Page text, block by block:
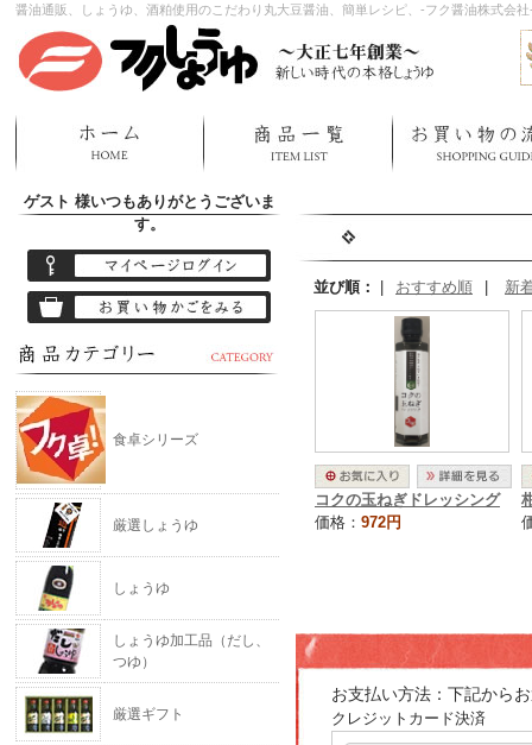
醤油通販、しょうゆ、酒粕使用のこだわり丸大豆醤油、簡単レシピ、-フク醤油株式会社
ゲスト 様いつもありがとうございま
す。
食卓シリーズ
厳選しょうゆ
しょうゆ
しょうゆ加工品（だし、
つゆ）
厳選ギフト
並び順： おすすめ順 新
コクの玉ねぎドレッシング
価格： 972円
お支払い方法：下記から
クレジットカード決済